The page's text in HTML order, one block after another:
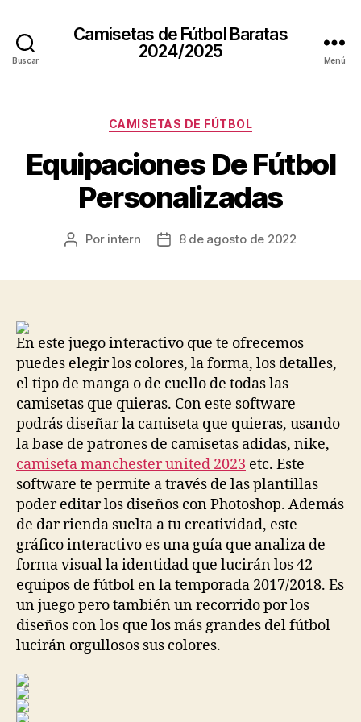
Buscar
Camisetas de Fútbol Baratas
2024/2025
Menú
Categorías
CAMISETAS DE FÚTBOL
Equipaciones De Fútbol
Personalizadas
Autor
Por intern
Fecha8 de agosto de 2022
En este juego interactivo que te ofrecemos
puedes elegir los colores, la forma, los detalles,
el tipo de manga o de cuello de todas las
camisetas que quieras. Con este software
podrás diseñar la camiseta que quieras, usando
la base de patrones de camisetas adidas, nike,
camiseta manchester united 2023 etc. Este
software te permite a través de las plantillas
poder editar los diseños con Photoshop. Además
de dar rienda suelta a tu creatividad, este
gráfico interactivo es una guía que analiza de
forma visual la identidad que lucirán los 42
equipos de fútbol en la temporada 2017/2018. Es
un juego pero también un recorrido por los
diseños con los que los más grandes del fútbol
lucirán orgullosos sus colores.